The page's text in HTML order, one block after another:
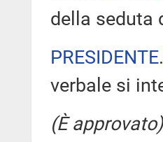
della seduta
PRESIDENTE
verbale si
(È approvato)